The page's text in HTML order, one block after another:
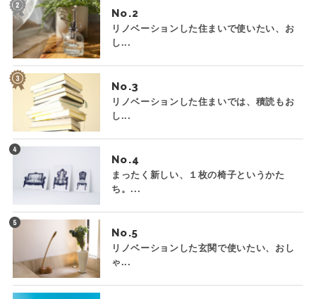
No.
リノベーションした住まいで使いたい、お
し...
No.
リノベーションした住まいでは、積読もお
し...
No.
まったく新しい、１枚の椅子というかた
ち。...
No.
リノベーションした玄関で使いたい、おし
ゃ...